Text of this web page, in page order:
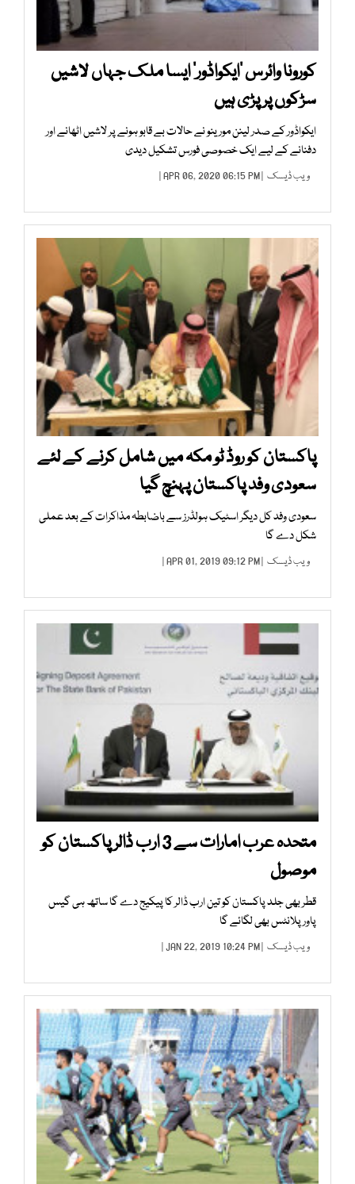
کورونا وائرس ’ایکواڈور‘ ایسا ملک جہاں لاشیں
سڑکوں پر پڑی ہیں
ایکواڈور کے صدر لینن مورینو نے حالات بے قابو ہونے پر لاشیں اٹھانے اور
دفنانے کے لیے ایک خصوصی فورس تشکیل دیدی
ویب ڈیسک | APR 06, 2020 06:15 PM |
پاکستان کو روڈ ٹو مکہ میں شامل کرنے کے لئے
سعودی وفد پاکستان پہنچ گیا
سعودی وفد کل دیگر اسٹیک ہولڈرز سے باضابطہ مذاکرات کے بعد عملی
شکل دے گا
ویب ڈیسک | APR 01, 2019 09:12 PM |
متحدہ عرب امارات سے 3 ارب ڈالر پاکستان کو
موصول
قطر بھی جلد پاکستان کو تین ارب ڈالر کا پیکیج دے گا ساتھ ہی گیس
پاور پلانٹس بھی لگائے گا
ویب ڈیسک | JAN 22, 2019 10:24 PM |